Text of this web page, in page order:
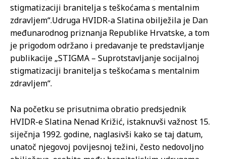
stigmatizaciji branitelja s teškoćama s mentalnim
zdravljem“.Udruga HVIDR-a Slatina obilježila je Dan
međunarodnog priznanja Republike Hrvatske, a tom
je prigodom održano i predavanje te predstavljanje
publikacije „STIGMA – Suprotstavljanje socijalnoj
stigmatizaciji branitelja s teškoćama s mentalnim
zdravljem“.
Na početku se prisutnima obratio predsjednik
HVIDR-e Slatina Nenad Križić, istaknuvši važnost 15.
siječnja 1992. godine, naglasivši kako se taj datum,
unatoč njegovoj povijesnoj težini, često nedovoljno